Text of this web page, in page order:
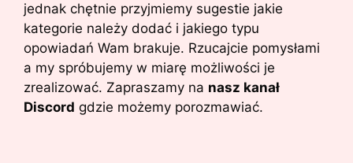
jednak chętnie przyjmiemy sugestie jakie
kategorie należy dodać i jakiego typu
opowiadań Wam brakuje. Rzucajcie pomysłami
a my spróbujemy w miarę możliwości je
zrealizować. Zapraszamy na nasz kanał
Discord gdzie możemy porozmawiać.